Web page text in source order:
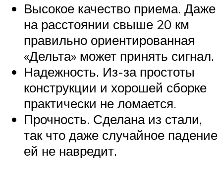
Высокое качество приема. Даже
на расстоянии свыше 20 км
правильно ориентированная
«Дельта» может принять сигнал.
Надежность. Из-за простоты
конструкции и хорошей сборке
практически не ломается.
Прочность. Сделана из стали,
так что даже случайное падение
ей не навредит.